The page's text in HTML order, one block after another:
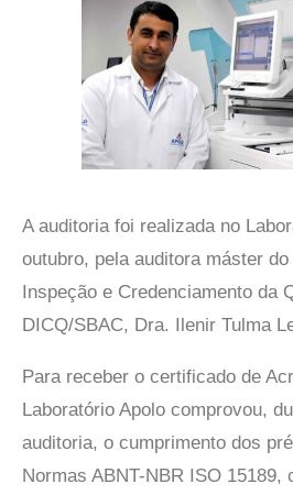
A auditoria foi realizada no
outubro, pela auditora máster
Inspeção e Credenciamento da
DICQ/SBAC, Dra. Ilenir Tulma
Para receber o certificado de
Laboratório Apolo comprovou,
auditoria, o cumprimento dos
Normas ABNT-NBR ISO 15189,